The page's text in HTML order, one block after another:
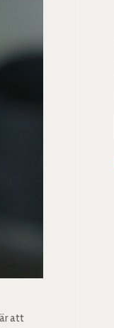
att